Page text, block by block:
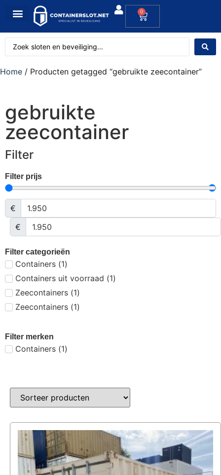
0
Home / Producten getagged “gebruikte zeecontainer”
gebruikte
zeecontainer
Filter
Filter prijs
€
€
Filter categorieën
Containers (1)
Containers uit voorraad (1)
Zeecontainers (1)
Zeecontainers (1)
Filter merken
Containers (1)